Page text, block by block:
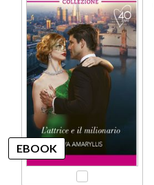
Calendario